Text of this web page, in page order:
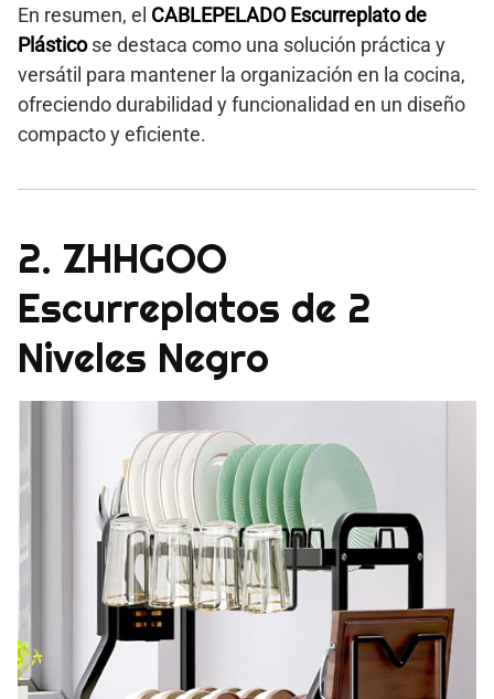
En resumen, el CABLEPELADO Escurreplato de
Plásticose destaca como una solución práctica y
versátil para mantener la organización en la cocina,
ofreciendo durabilidad y funcionalidad en un diseño
compacto y eficiente.
2. ZHHGOO
Escurreplatos de 2
Niveles Negro